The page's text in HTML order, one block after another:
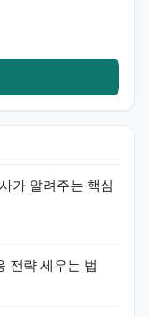
가 알려주는 핵심
전략 세우는 법